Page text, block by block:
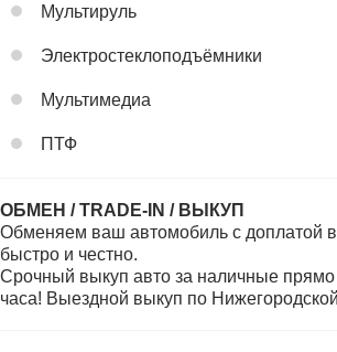
Мультируль
Электростеклоподъёмники
Мультимедиа
ПТФ
ОБМЕН / TRADE-IN / ВЫКУП
Обменяем ваш автомобиль с доплатой
быстро и честно.
Срочный выкуп авто за наличные
часа! Выездной выкуп по